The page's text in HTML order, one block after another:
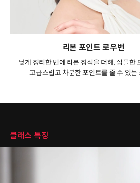
리본 포인트 로우번
낮게 정리한 번에 리본 장식을 더해, 심플한
고급스럽고 차분한 포인트를 줄 수 있는
클래스 특징